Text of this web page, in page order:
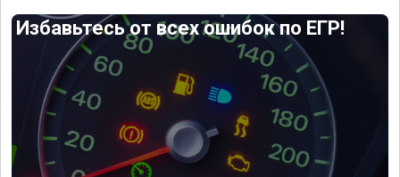
Избавьтесь от всех ошибок по ЕГР!